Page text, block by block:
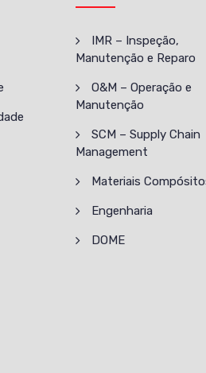
IMR – Inspeção,
Manutenção e Reparo
O&M – Operação e
Manutenção
SCM – Supply Chain
Management
Materiais
Engenharia
DOME